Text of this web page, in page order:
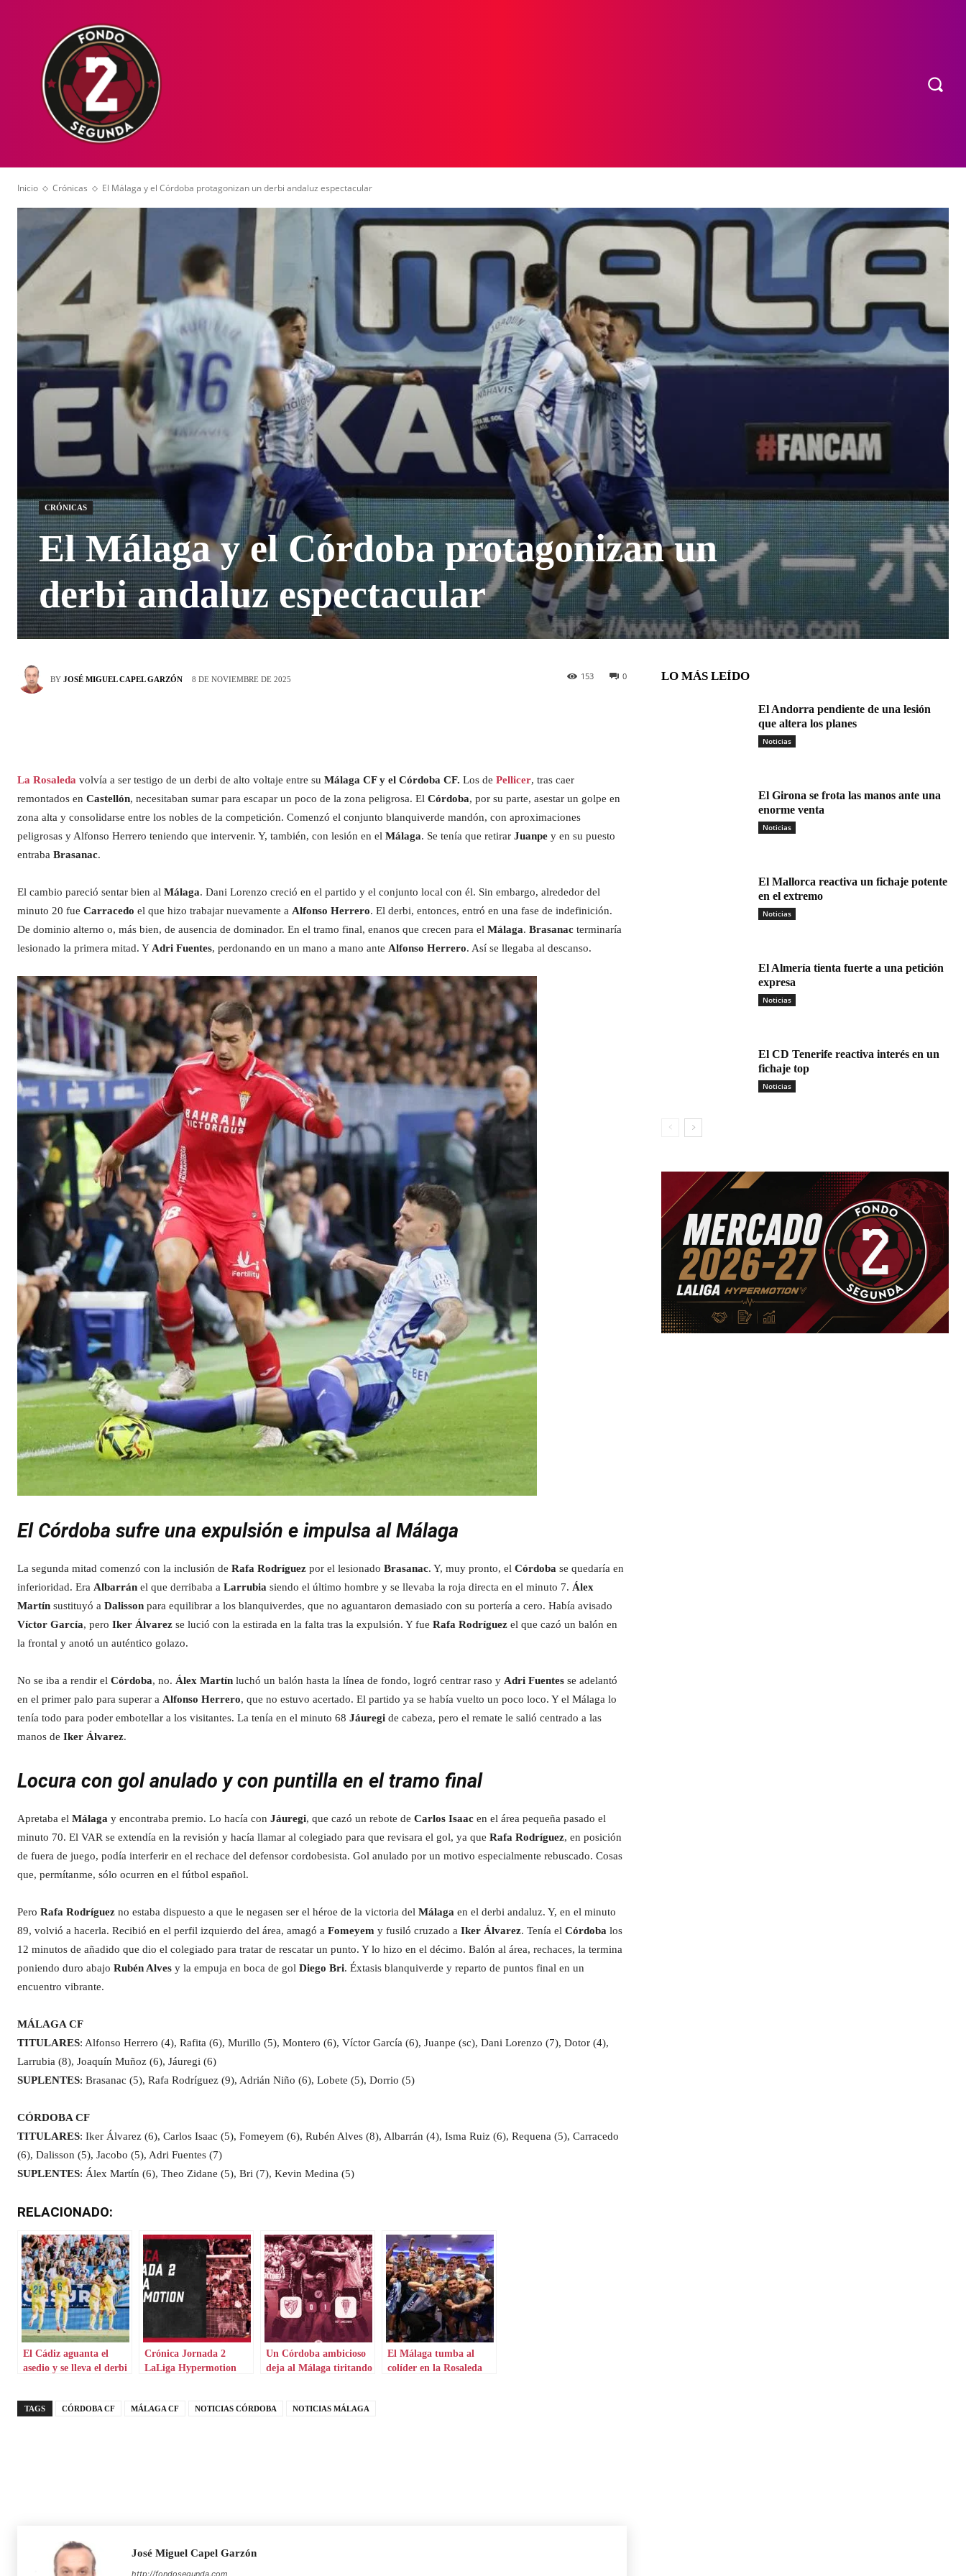
Inicio Crónicas El Málaga y el Córdoba protagonizan un derbi andaluz espectacular
CRÓNICAS
El Málaga y el Córdoba protagonizan un
derbi andaluz espectacular
BY JOSÉ MIGUEL CAPEL GARZÓN 8 DE NOVIEMBRE DE 2025 0
153
La Rosaleda volvía a ser testigo de un derbi de alto voltaje entre su Málaga CF y el Córdoba CF. Los de Pellicer, tras caer
remontados en Castellón, necesitaban sumar para escapar un poco de la zona peligrosa. El Córdoba, por su parte, asestar un golpe en
zona alta y consolidarse entre los nobles de la competición. Comenzó el conjunto blanquiverde mandón, con aproximaciones
peligrosas y Alfonso Herrero teniendo que intervenir. Y, también, con lesión en el Málaga. Se tenía que retirar Juanpe y en su puesto
entraba Brasanac.
El cambio pareció sentar bien al Málaga. Dani Lorenzo creció en el partido y el conjunto local con él. Sin embargo, alrededor del
minuto 20 fue Carracedo el que hizo trabajar nuevamente a Alfonso Herrero. El derbi, entonces, entró en una fase de indefinición.
De dominio alterno o, más bien, de ausencia de dominador. En el tramo final, enanos que crecen para el Málaga. Brasanac terminaría
lesionado la primera mitad. YAdri Fuentes, perdonando en un mano a mano ante Alfonso Herrero. Así se llegaba al descanso.
El Córdoba sufre una expulsión e impulsa al Málaga
La segunda mitad comenzó con la inclusión de Rafa Rodríguez por el lesionado Brasanac. Y, muy pronto, el Córdoba se quedaría en
inferioridad. Era Albarrán el que derribaba a Larrubia siendo el último hombre y se llevaba la roja directa en el minuto 7. Álex
Martín sustituyó a Dalisson para equilibrar a los blanquiverdes, que no aguantaron demasiado con su portería a cero. Había avisado
Víctor García, pero Iker Álvarez se lució con la estirada en la falta tras la expulsión. Y fue Rafa Rodríguez el que cazó un balón en
la frontal y anotó un auténtico golazo.
No se iba a rendir el Córdoba, no. Álex Martín luchó un balón hasta la línea de fondo, logró centrar raso y Adri Fuentes se adelantó
en el primer palo para superar a Alfonso Herrero, que no estuvo acertado. El partido ya se había vuelto un poco loco. Y el Málaga lo
tenía todo para poder embotellar a los visitantes. La tenía en el minuto 68 Jáuregi de cabeza, pero el remate le salió centrado a las
manos de Iker Álvarez.
Locura con gol anulado y con puntilla en el tramo final
Apretaba el Málaga y encontraba premio. Lo hacía con Jáuregi, que cazó un rebote de Carlos Isaac en el área pequeña pasado el
minuto 70. El VAR se extendía en la revisión y hacía llamar al colegiado para que revisara el gol, ya que Rafa Rodríguez, en posición
de fuera de juego, podía interferir en el rechace del defensor cordobesista. Gol anulado por un motivo especialmente rebuscado. Cosas
que, permítanme, sólo ocurren en el fútbol español.
Pero Rafa Rodríguez no estaba dispuesto a que le negasen ser el héroe de la victoria del Málaga en el derbi andaluz. Y, en el minuto
89, volvió a hacerla. Recibió en el perfil izquierdo del área, amagó a Fomeyem y fusiló cruzado a Iker Álvarez. Tenía el Córdoba los
12 minutos de añadido que dio el colegiado para tratar de rescatar un punto. Y lo hizo en el décimo. Balón al área, rechaces, la termina
poniendo duro abajo Rubén Alves y la empuja en boca de gol Diego Bri. Éxtasis blanquiverde y reparto de puntos final en un
encuentro vibrante.
MÁLAGA CF
TITULARES: Alfonso Herrero (4), Rafita (6), Murillo (5), Montero (6), Víctor García (6), Juanpe (sc), Dani Lorenzo (7), Dotor (4),
Larrubia (8), Joaquín Muñoz (6), Jáuregi (6)
SUPLENTES: Brasanac (5), Rafa Rodríguez (9), Adrián Niño (6), Lobete (5), Dorrio (5)
CÓRDOBA CF
TITULARES: Iker Álvarez (6), Carlos Isaac (5), Fomeyem (6), Rubén Alves (8), Albarrán (4), Isma Ruiz (6), Requena (5), Carracedo
(6), Dalisson (5), Jacobo (5), Adri Fuentes (7)
SUPLENTES: Álex Martín (6), Theo Zidane (5), Bri (7), Kevin Medina (5)
RELACIONADO:
El Cádiz aguanta el
asedio y se lleva el derbi
Crónica Jornada 2
LaLiga Hypermotion
Un Córdoba ambicioso
deja al Málaga tiritando
El Málaga tumba al
colíder en la Rosaleda
TAGS CÓRDOBA CF MÁLAGA CF NOTICIAS CÓRDOBA NOTICIAS MÁLAGA
José Miguel Capel Garzón
LO MÁS LEÍDO
El Andorra pendiente de una lesión
que altera los planes
Noticias
El Girona se frota las manos ante una
enorme venta
Noticias
El Mallorca reactiva un fichaje potente
en el extremo
Noticias
El Almería tienta fuerte a una petición
expresa
Noticias
El CD Tenerife reactiva interés en un
fichaje top
Noticias